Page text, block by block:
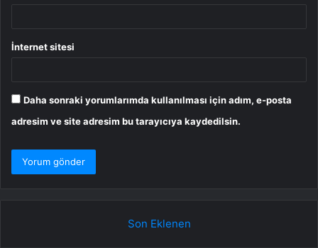
İnternet sitesi
Daha sonraki yorumlarımda kullanılması için adım, e-posta
adresim ve site adresim bu tarayıcıya kaydedilsin.
Son Eklenen